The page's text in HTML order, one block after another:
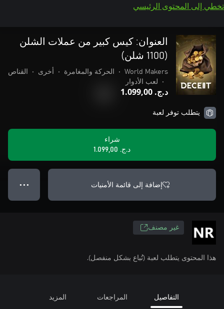
تخطي إلى المحتوى الرئيسي
العنوان: كيس كبير من عملات الشلن
(1100 شلن)
World Makers
• الحركة والمغامرة • أخرى •
القناص
•
لعب الأدوار
د.ج.‏ 1.099,00
يتطلب توفر لعبة
شراء
د.ج.‏ 1.099,00
إضافة إلى قائمة الأمنيات ● ● ●
غير مصنف
هذا المحتوى يتطلب لعبة (تُباع بشكل منفصل).
التفاصيل المراجعات المزيد